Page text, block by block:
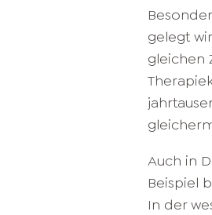
gelegt
gleichen
Auch in
Beispiel
In der